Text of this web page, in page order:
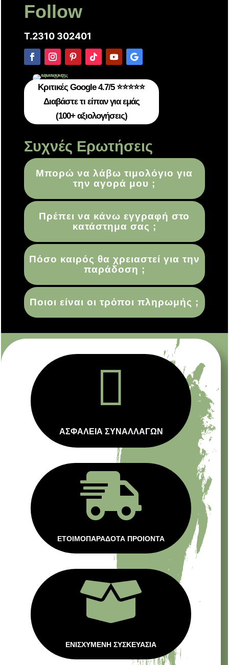
Follow
T.2310 302401
Κριτικές Google 4.7/5 ⭐⭐⭐⭐⭐
Διαβάστε τι είπαν για εμάς
(100+ αξιολογήσεις)
Συχνές Ερωτήσεις
Μπορώ να λάβω τιμολόγιο για
την αγορά μου ;
Πρέπει να κάνω εγγραφή στο
κατάστημα σας ;
Πόσο καιρός θα χρειαστεί για την
παράδοση ;
Ποιοι είναι οι τρόποι πληρωμής ;

ΑΣΦΑΛΕΙΑ ΣΥΝΑΛΛΑΓΩΝ

ΕΤΟΙΜΟΠΑΡΑΔΟΤΑ ΠΡΟΙΟΝΤΑ

ΕΝΙΣΧΥΜΕΝΗ ΣΥΣΚΕΥΑΣΙΑ